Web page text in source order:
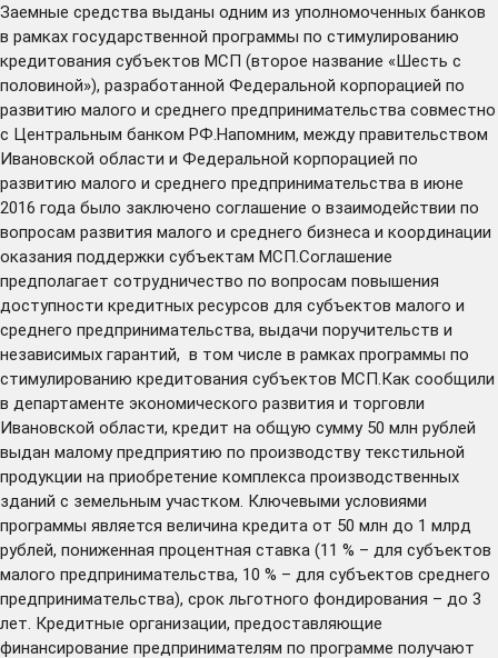
Заемные средства выданы одним из уполномоченных банков
в рамках государственной программы по стимулированию
кредитования субъектов МСП (второе название «Шесть с
половиной»), разработанной Федеральной корпорацией по
развитию малого и среднего предпринимательства совместно
с Центральным банком РФ.Напомним, между правительством
Ивановской области и Федеральной корпорацией по
развитию малого и среднего предпринимательства в июне
2016 года было заключено соглашение о взаимодействии по
вопросам развития малого и среднего бизнеса и координации
оказания поддержки субъектам МСП.Соглашение
предполагает сотрудничество по вопросам повышения
доступности кредитных ресурсов для субъектов малого и
среднего предпринимательства, выдачи поручительств и
независимых гарантий, в том числе в рамках программы по
стимулированию кредитования субъектов МСП.Как сообщили
в департаменте экономического развития и торговли
Ивановской области, кредит на общую сумму 50 млн рублей
выдан малому предприятию по производству текстильной
продукции на приобретение комплекса производственных
зданий с земельным участком. Ключевыми условиями
программы является величина кредита от 50 млн до 1 млрд
рублей, пониженная процентная ставка (11 % – для субъектов
малого предпринимательства, 10 % – для субъектов среднего
предпринимательства), срок льготного фондирования – до 3
лет. Кредитные организации, предоставляющие
финансирование предпринимателям по программе получают